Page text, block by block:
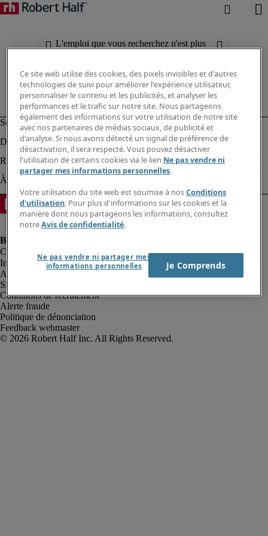
L'emploi que vous recherchez n'est plus
Informations sur la société
Avis de confidentialité
Site web et cookies
Conditions de recrutement
Alerte fraude
Politique de dénonciation
Feedback webmaster
Ce site web utilise des cookies, des pixels invisibles et d'autres
technologies de suivi pour améliorer l'expérience utilisateur,
personnaliser le contenu et les publicités, et analyser les
performances et le trafic sur notre site. Nous partageons
également des informations sur votre utilisation de notre site
avec nos partenaires de médias sociaux, de publicité et
d'analyse. Si nous avons détecté un signal de préférence de
désactivation, il sera respecté. Vous pouvez désactiver
l'utilisation de certains cookies via le lien Ne pas vendre ni
partager mes informations personnelles.
Votre utilisation du site web est soumise à nosConditions
d'utilisation. Pour plus d'informations sur les cookies et la
manière dont nous partageons les informations, consultez
notreAvis de confidentialité.
Ne pas vendre ni partager mes
informations personnelles
Je Comprends